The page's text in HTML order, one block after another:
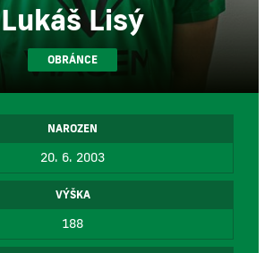
Lukáš Lisý
OBRÁNCE
NAROZEN
20. 6. 2003
VÝŠKA
188